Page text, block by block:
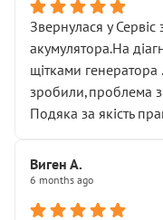
Звернулася у
акумулятора.На
щітками
зробили,проблема
Подяка за якість
Виген А.
6 months ago